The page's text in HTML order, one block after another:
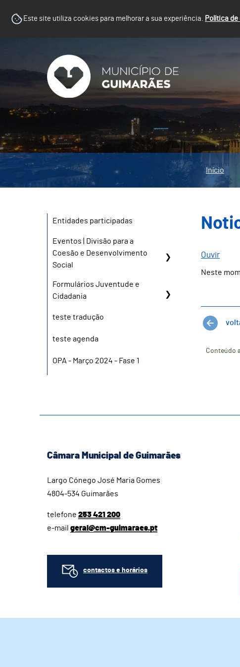
Este site utiliza cookies para melhorar a sua experiência. Política
Início
Entidades participadas
Eventos | Divisão para a
Coesão e Desenvolvimento
Social
Formulários Juventude e
Cidadania
teste tradução
teste agenda
OPA - Março 2024 - Fase 1
Ouvir
Neste
Conteúdo
Câmara Municipal de Guimarães
Largo Cónego José Maria Gomes
4804-534 Guimarães
telefone 253 421 200
e-mail geral@cm-guimaraes.pt
contactos e horários